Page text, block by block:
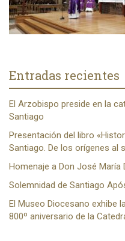
Entradas recientes
El Arzobispo preside en la
Santiago
Presentación del libro
Santiago. De los orígenes al
Homenaje a Don José María
Solemnidad de Santiago
El Museo Diocesano exhibe
800º aniversario de la